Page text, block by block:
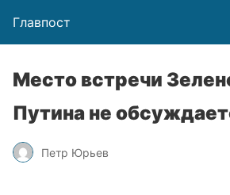
Главпост
Место встречи
Путина не
Петр Юрьев